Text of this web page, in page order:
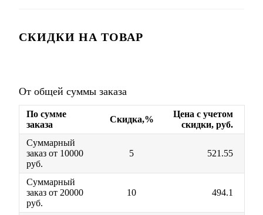
СКИДКИ НА ТОВАР
От общей суммы заказа
По сумме
заказа
Скидка,%
Цена с учетом
скидки, руб.
Суммарный
заказ от 10000
руб.
5 521.55
Суммарный
заказ от 20000
руб.
10 494.1